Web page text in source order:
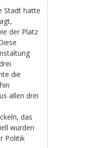
Stadt hatte
der Platz
die
allen drei
das
wurden
Politik